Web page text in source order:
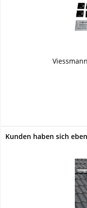
Kunden haben sich